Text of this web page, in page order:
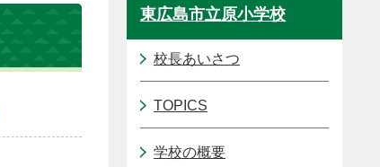
東広島市立原小学校
校長あいさつ
TOPICS
学校の概要